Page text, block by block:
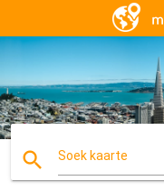
search Soek kaarte